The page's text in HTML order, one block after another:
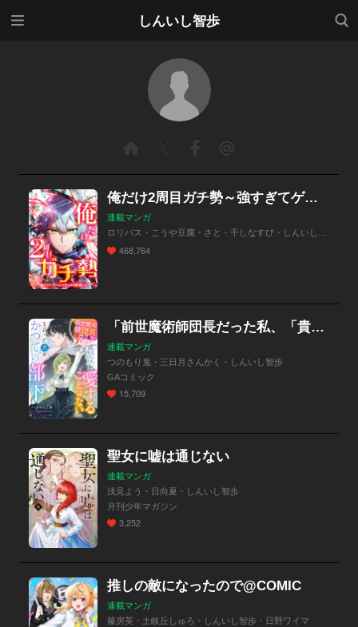
しんいし智歩
検索
俺だけ2周目ガチ勢～強すぎてゲームバランスを破壊した～
連載マンガ
468,764
「前世魔術師団長だった私、「貴女を愛することはない」と言った夫が、かつての部下【分冊版】（コミック）」シリーズ
連載マンガ
つのもり鬼・三日月さんかく・しんいし智歩
GAコミック
15,709
聖女に嘘は通じない
連載マンガ
浅見よう・日向夏・しんいし智歩
月刊少年マガジン
3,252
推しの敵になったので@COMIC
連載マンガ
藤房英・土岐丘しゅろ・しんいし智歩・日野ワイマ